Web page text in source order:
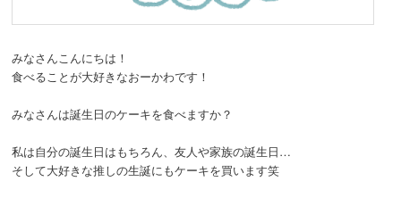
みなさんこんにちは！
食べることが大好きなおーかわです！
みなさんは誕生日のケーキを食べますか？
私は自分の誕生日はもちろん、友人や家族の誕生日…
そして大好きな推しの生誕にもケーキを買います笑